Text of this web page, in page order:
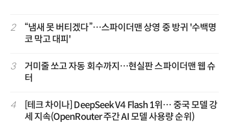
2
“냄새 못 버티겠다”…스파이더맨 상영 중 방귀 '수백명
코 막고 대피'
3
거미줄 쏘고 자동 회수까지…현실판 스파이더맨 웹 슈
터
4
[테크 차이나] DeepSeek V4 Flash 1위… 중국 모델 강
세 지속(OpenRouter 주간 AI 모델 사용량 순위)